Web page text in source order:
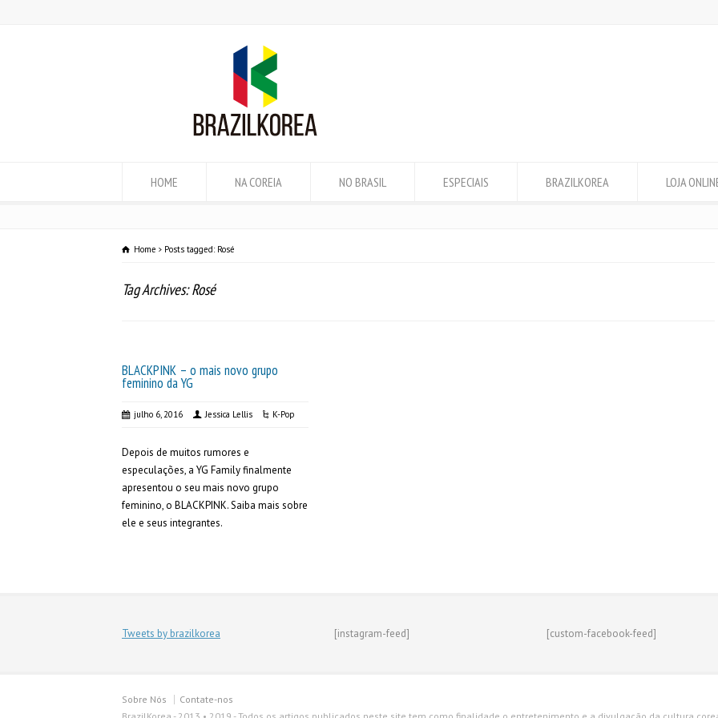
HOME NA COREIA NO BRASIL ESPECIAIS BRAZILKOREA LOJA
Home Posts tagged: Rosé
Tag Archives: Rosé
BLACKPINK – o mais novo grupo
feminino da YG
julho 6, 2016 Jessica Lellis K-Pop
Depois de muitos rumores e
especulações, a YG Family finalmente
apresentou o seu mais novo grupo
feminino, o BLACKPINK. Saiba mais sobre
ele e seus integrantes.
Tweets by brazilkorea [instagram-feed] [custom-facebook-feed]
Sobre Nós
Contate-nos